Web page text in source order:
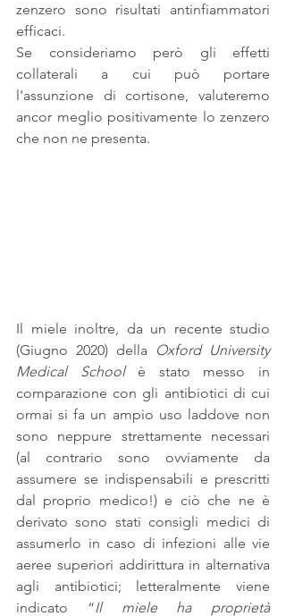
zenzero sono risultati antinfiammatori
efficaci.
Se consideriamo però gli effetti
collaterali a cui può portare
l'assunzione di cortisone, valuteremo
ancor meglio positivamente lo zenzero
che non ne presenta.
Il miele inoltre, da un recente studio
(Giugno 2020) della
Oxford University
Medical School è stato messo in
comparazione con gli antibiotici di cui
ormai si fa un ampio uso laddove non
sono neppure strettamente necessari
(al contrario sono ovviamente da
assumere se indispensabili e prescritti
dal proprio medico!) e ciò che ne è
derivato sono stati consigli medici di
assumerlo in caso di infezioni alle vie
aeree superiori addirittura in alternativa
agli antibiotici; letteralmente viene
indicato “Il miele ha proprietà